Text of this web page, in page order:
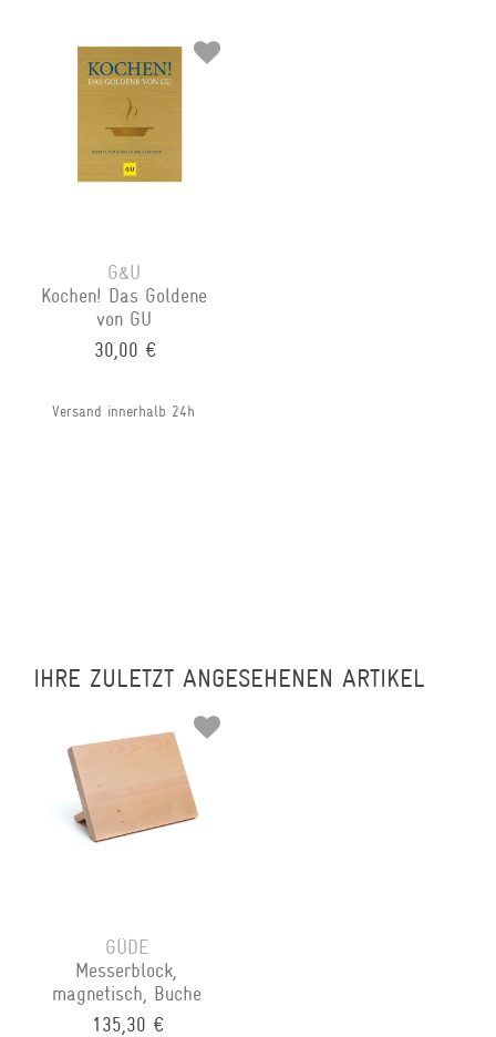
G&U
Kochen! Das Goldene
von GU
30,00 €
Versand innerhalb 24h
IHRE ZULETZT ANGESEHENEN ARTIKEL
GÜDE
Messerblock,
magnetisch, Buche
135,30 €